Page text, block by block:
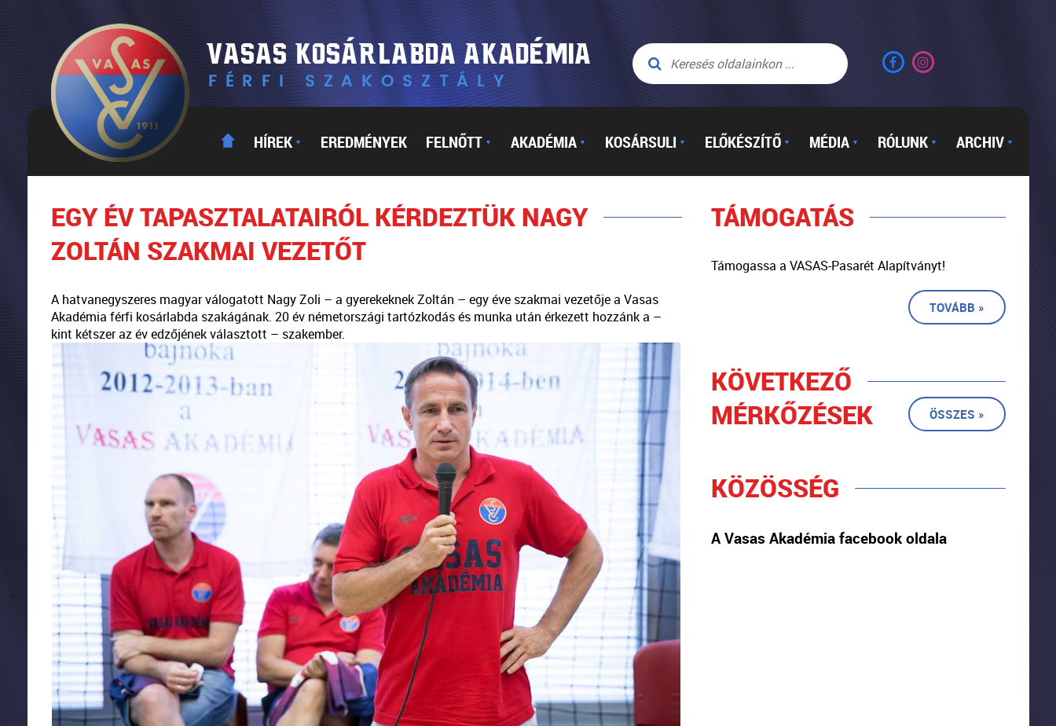
HÍREK ▼ EREDMÉNYEK FELNŐTT ▼ AKADÉMIA ▼ KOSÁRSULI ▼ ELŐKÉSZÍTŐ ▼ MÉDIA ▼ RÓLUNK ▼ ARCHIV ▼
EGY ÉV TAPASZTALATAIRÓL KÉRDEZTÜK NAGY
ZOLTÁN SZAKMAI VEZETŐT
A hatvanegyszeres magyar válogatott Nagy Zoli – a gyerekeknek Zoltán – egy éve szakmai vezetője a Vasas
Akadémia férfi kosárlabda szakágának. 20 év németországi tartózkodás és munka után érkezett hozzánk a –
kint kétszer az év edzőjének választott – szakember.
TÁMOGATÁS
Támogassa a VASAS-Pasarét Alapítványt!
TOVÁBB »
KÖVETKEZŐ
MÉRKŐZÉSEK
ÖSSZES »
KÖZÖSSÉG
A Vasas Akadémia facebook oldala